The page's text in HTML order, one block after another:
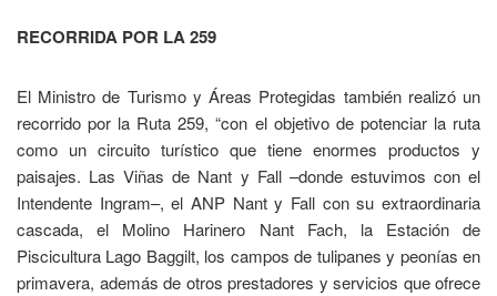
RECORRIDA POR LA 259
El Ministro de Turismo y Áreas Protegidas también realizó un
recorrido por la Ruta 259, “con el objetivo de potenciar la ruta
como un circuito turístico que tiene enormes productos y
paisajes. Las Viñas de Nant y Fall –donde estuvimos con el
Intendente Ingram–, el ANP Nant y Fall con su extraordinaria
cascada, el Molino Harinero Nant Fach, la Estación de
Piscicultura Lago Baggilt, los campos de tulipanes y peonías en
primavera, además de otros prestadores y servicios que ofrece